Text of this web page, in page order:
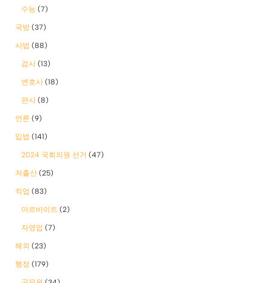
수능 (7)
국방 (37)
사법 (88)
검사 (13)
변호사 (18)
판사 (8)
언론 (9)
입법 (141)
2024 국회의원 선거 (47)
저출산 (25)
직업 (83)
아르바이트 (2)
자영업 (7)
해외 (23)
행정 (179)